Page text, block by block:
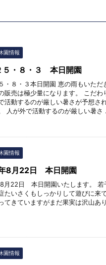
園情報
５・８・３ 本日開園
・８・３本日開園 恵の雨もいた
販売は極少量になります。 こだ
活動するのが厳しい暑さが予想さ
人が外で活動するのが厳しい暑さ
園情報
8月22日 本日開園
月22日 本日開園いたします。 若
たいさくもしっかりして遊びに来
てきていますがまだ果実は沢山あ
園情報